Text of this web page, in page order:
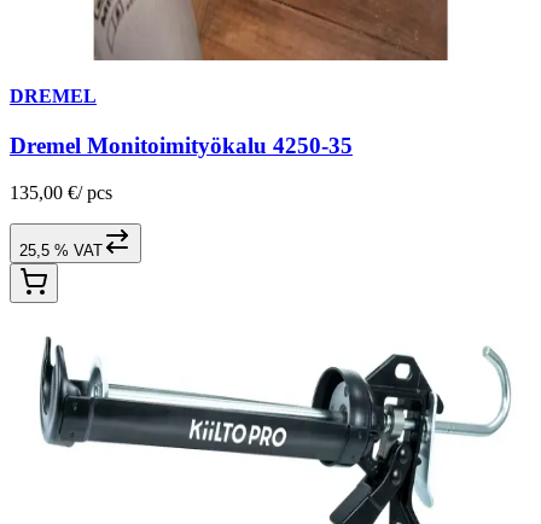
DREMEL
Dremel Monitoimityökalu 4250-35
135,00 €/ pcs
25,5 % VAT